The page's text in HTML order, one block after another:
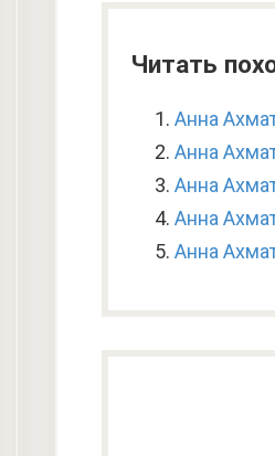
Читать
Анна
Анна
Анна
Анна
Анна